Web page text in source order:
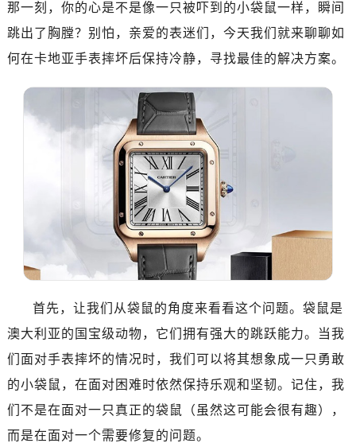
那一刻，你的心是不是像一只被吓到的小袋鼠一样，瞬间
跳出了胸膛？别怕，亲爱的表迷们，今天我们就来聊聊如
何在卡地亚手表摔坏后保持冷静，寻找最佳的解决方案。
首先，让我们从袋鼠的角度来看看这个问题。袋鼠是
澳大利亚的国宝级动物，它们拥有强大的跳跃能力。当我
们面对手表摔坏的情况时，我们可以将其想象成一只勇敢
的小袋鼠，在面对困难时依然保持乐观和坚韧。记住，我
们不是在面对一只真正的袋鼠（虽然这可能会很有趣），
而是在面对一个需要修复的问题。